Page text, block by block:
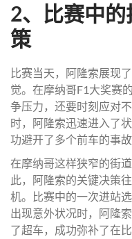
2、比赛中
策
比赛当天，阿隆索展现
觉。在摩纳哥F1大奖赛
争压力，还要时刻应对
时，阿隆索迅速进入了
功避开了多个前车的事
在摩纳哥这样狭窄的街
此，阿隆索的关键决策
机。比赛中的一次进站
出现意外状况时，阿隆
了超车，成功弥补了在